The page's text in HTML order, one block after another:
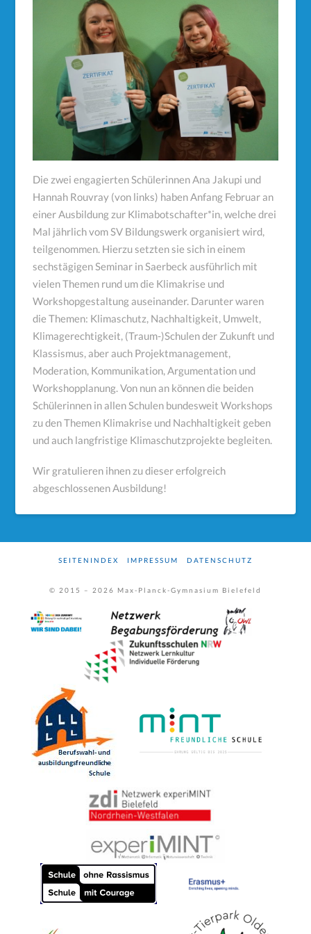
Die zwei engagierten Schülerinnen Ana Jakupi und
Hannah Rouvray (von links) haben Anfang Februar an
einer Ausbildung zur Klimabotschafter*in, welche drei
Mal jährlich vom SV Bildungswerk organisiert wird,
teilgenommen. Hierzu setzten sie sich in einem
sechstägigen Seminar in Saerbeck ausführlich mit
vielen Themen rund um die Klimakrise und
Workshopgestaltung auseinander. Darunter waren
die Themen: Klimaschutz, Nachhaltigkeit, Umwelt,
Klimagerechtigkeit, (Traum-)Schulen der Zukunft und
Klassismus, aber auch Projektmanagement,
Moderation, Kommunikation, Argumentation und
Workshopplanung. Von nun an können die beiden
Schülerinnen in allen Schulen bundesweit Workshops
zu den Themen Klimakrise und Nachhaltigkeit geben
und auch langfristige Klimaschutzprojekte begleiten.
Wir gratulieren ihnen zu dieser erfolgreich
abgeschlossenen Ausbildung!
SEITENINDEX IMPRESSUM DATENSCHUTZ
© 2015 – 2026 Max-Planck-Gymnasium Bielefeld